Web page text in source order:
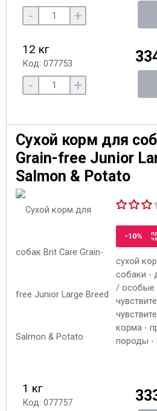
- +
12 кг
Код: 077753
- +
Сухой корм для
Grain-free Junior
Salmon & Potato
-10%
сухой
собаки -
/ особые
корма -
породы -
1 кг
Код: 077757